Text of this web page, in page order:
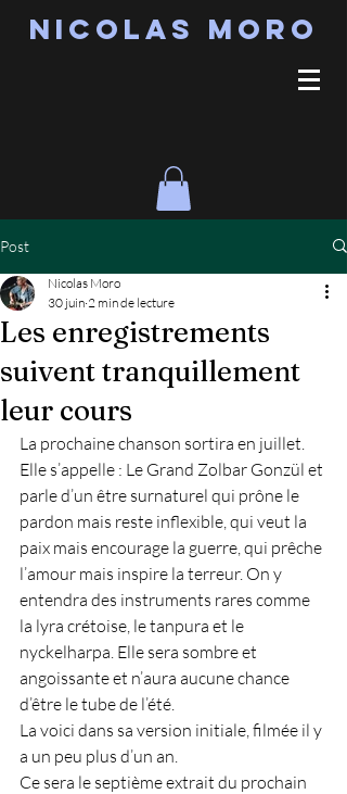
Nicolas MORO
Post
Les enregistrements
suivent tranquillement
leur cours
Nicolas Moro
30 juin 2 min de lecture
La prochaine chanson sortira en juillet.
Elle s’appelle : Le Grand Zolbar Gonzül et
parle d’un être surnaturel qui prône le
pardon mais reste inflexible, qui veut la
paix mais encourage la guerre, qui prêche
l’amour mais inspire la terreur. On y
entendra des instruments rares comme
la lyra crétoise, le tanpura et le
nyckelharpa. Elle sera sombre et
angoissante et n’aura aucune chance
d’être le tube de l’été.
La voici dans sa version initiale, filmée il y
a un peu plus d’un an.
Ce sera le septième extrait du prochain